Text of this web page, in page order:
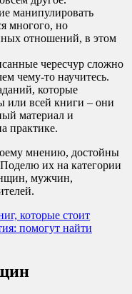
манипулировать
многого, но
отношений, в этом
чересчур сложно
чему-то научитесь.
которые
или всей книги – они
материал и
практике.
мнению, достойны
их на категории
мужчин,
которые стоит
помогут найти